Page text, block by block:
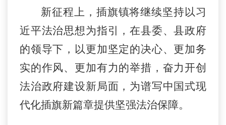
新征程上，插旗镇将继续坚持以习
近平法治思想为指引，在县委、县政府
的领导下，以更加坚定的决心、更加务
实的作风、更加有力的举措，奋力开创
法治政府建设新局面，为谱写中国式现
代化插旗新篇章提供坚强法治保障。